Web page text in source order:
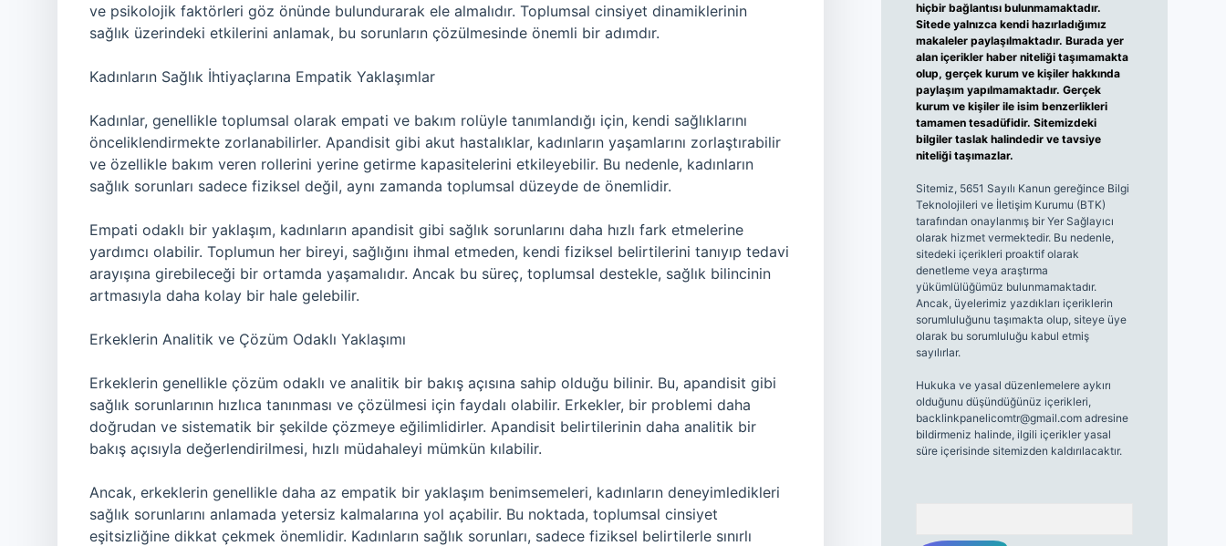
ve psikolojik faktörleri göz önünde bulundurarak ele almalıdır. Toplumsal cinsiyet dinamiklerinin
sağlık üzerindeki etkilerini anlamak, bu sorunların çözülmesinde önemli bir adımdır.
Kadınların Sağlık İhtiyaçlarına Empatik Yaklaşımlar
Kadınlar, genellikle toplumsal olarak empati ve bakım rolüyle tanımlandığı için, kendi sağlıklarını
önceliklendirmekte zorlanabilirler. Apandisit gibi akut hastalıklar, kadınların yaşamlarını zorlaştırabilir
ve özellikle bakım veren rollerini yerine getirme kapasitelerini etkileyebilir. Bu nedenle, kadınların
sağlık sorunları sadece fiziksel değil, aynı zamanda toplumsal düzeyde de önemlidir.
Empati odaklı bir yaklaşım, kadınların apandisit gibi sağlık sorunlarını daha hızlı fark etmelerine
yardımcı olabilir. Toplumun her bireyi, sağlığını ihmal etmeden, kendi fiziksel belirtilerini tanıyıp tedavi
arayışına girebileceği bir ortamda yaşamalıdır. Ancak bu süreç, toplumsal destekle, sağlık bilincinin
artmasıyla daha kolay bir hale gelebilir.
Erkeklerin Analitik ve Çözüm Odaklı Yaklaşımı
Erkeklerin genellikle çözüm odaklı ve analitik bir bakış açısına sahip olduğu bilinir. Bu, apandisit gibi
sağlık sorunlarının hızlıca tanınması ve çözülmesi için faydalı olabilir. Erkekler, bir problemi daha
doğrudan ve sistematik bir şekilde çözmeye eğilimlidirler. Apandisit belirtilerinin daha analitik bir
bakış açısıyla değerlendirilmesi, hızlı müdahaleyi mümkün kılabilir.
Ancak, erkeklerin genellikle daha az empatik bir yaklaşım benimsemeleri, kadınların deneyimledikleri
sağlık sorunlarını anlamada yetersiz kalmalarına yol açabilir. Bu noktada, toplumsal cinsiyet
eşitsizliğine dikkat çekmek önemlidir. Kadınların sağlık sorunları, sadece fiziksel belirtilerle sınırlı
hiçbir bağlantısı bulunmamaktadır.
Sitede yalnızca kendi hazırladığımız
makaleler paylaşılmaktadır. Burada yer
alan içerikler haber niteliği taşımamakta
olup, gerçek kurum ve kişiler hakkında
paylaşım yapılmamaktadır. Gerçek
kurum ve kişiler ile isim benzerlikleri
tamamen tesadüfidir. Sitemizdeki
bilgiler taslak halindedir ve tavsiye
niteliği taşımazlar.
Sitemiz, 5651 Sayılı Kanun gereğince Bilgi
Teknolojileri ve İletişim Kurumu (BTK)
tarafından onaylanmış bir Yer Sağlayıcı
olarak hizmet vermektedir. Bu nedenle,
sitedeki içerikleri proaktif olarak
denetleme veya araştırma
yükümlülüğümüz bulunmamaktadır.
Ancak, üyelerimiz yazdıkları içeriklerin
sorumluluğunu taşımakta olup, siteye üye
olarak bu sorumluluğu kabul etmiş
sayılırlar.
Hukuka ve yasal düzenlemelere aykırı
olduğunu düşündüğünüz içerikleri,
backlinkpanelicomtr@gmail.comadresine
bildirmeniz halinde, ilgili içerikler yasal
süre içerisinde sitemizden kaldırılacaktır.